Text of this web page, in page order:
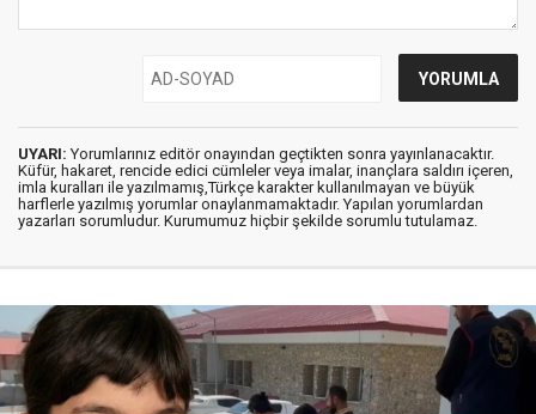
UYARI: Yorumlarınız editör onayından geçtikten sonra yayınlanacaktır.
Küfür, hakaret, rencide edici cümleler veya imalar, inançlara saldırı içeren,
imla kuralları ile yazılmamış,Türkçe karakter kullanılmayan ve büyük
harflerle yazılmış yorumlar onaylanmamaktadır. Yapılan yorumlardan
yazarları sorumludur. Kurumumuz hiçbir şekilde sorumlu tutulamaz.